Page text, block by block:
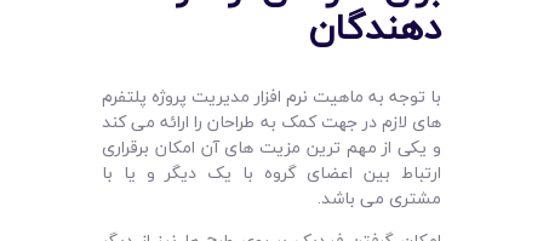
‌دهندگان
با توجه به ماهیت نرم‌ افزار مدیریت پروژه پلتفرم
های لازم در جهت کمک به طراحان را ارائه می‌ کند
و یکی از مهم ‌ترین مزیت‌ های آن امکان برقراری
ارتباط بین اعضای گروه با یک دیگر و یا با
مشتری می باشد.